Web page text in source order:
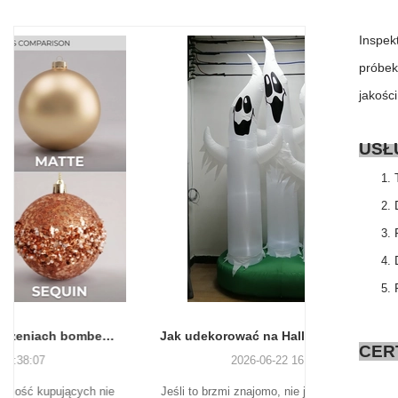
Jak udekorować na Halloween, nie tracąc zmysłów (ani weekendu)
Jeśli to brzmi znajomo, nie jesteś sam. A dobra